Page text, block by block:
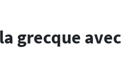
grecque avec